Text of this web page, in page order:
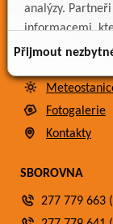
analýzy.
informacemi,
důsledku toho,
Přijmout
ODKAZY
Fotogalerie
Kontakty
SBOROVNA
277 779 663